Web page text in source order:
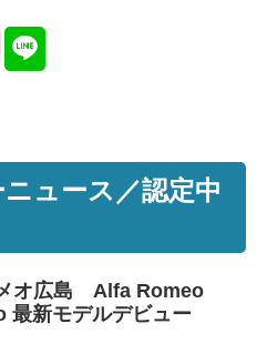
ュース／認定中
オ広島 Alfa Romeo
新モデルデビュー